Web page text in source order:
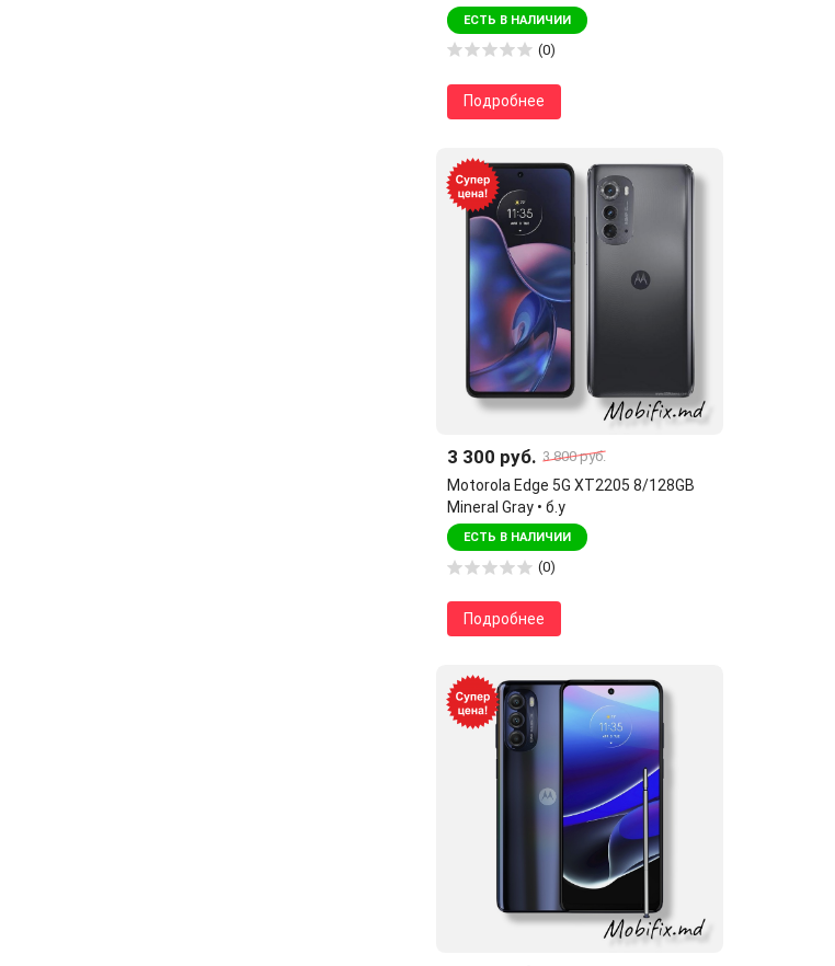
ЕСТЬ В НАЛИЧИИ
(0)
Подробнее
3 300 руб. 3 800 руб.
Motorola Edge 5G XT2205 8/128GB
Mineral Gray • б.у
ЕСТЬ В НАЛИЧИИ
(0)
Подробнее